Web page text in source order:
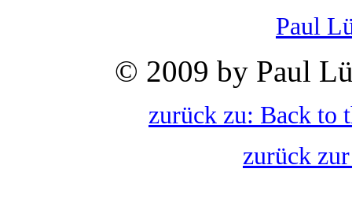
Paul
© 2009 by Paul
zurück zu: Back to
zurück